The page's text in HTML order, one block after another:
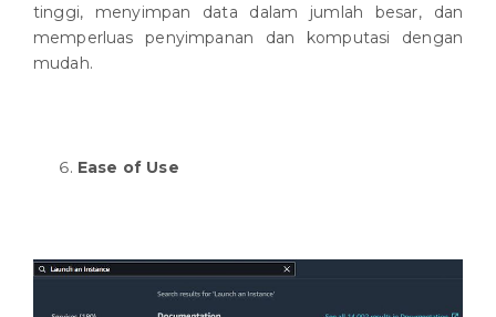
tinggi, menyimpan data dalam jumlah besar, dan
memperluas penyimpanan dan komputasi dengan
mudah.
Ease of Use